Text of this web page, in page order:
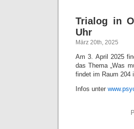
Trialog in
Uhr
März 20th, 2025
Am 3. April 2025
das Thema „Was
findet im Raum 204
Infos unter